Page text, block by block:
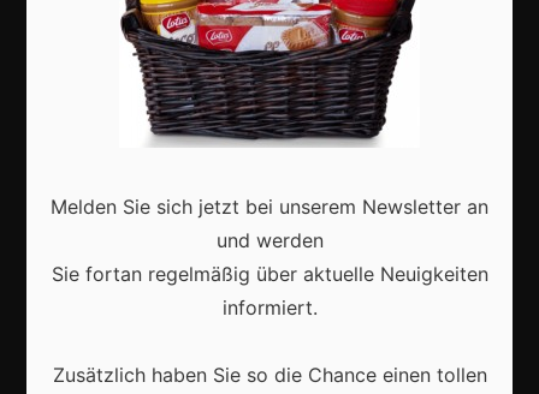
Erfolgsgeschichten
Deutschland
Melden Sie sich jetzt bei unserem Newsletter an
und werden
Sie fortan regelmäßig über aktuelle Neuigkeiten
informiert.
Zusätzlich haben Sie so die Chance einen tollen